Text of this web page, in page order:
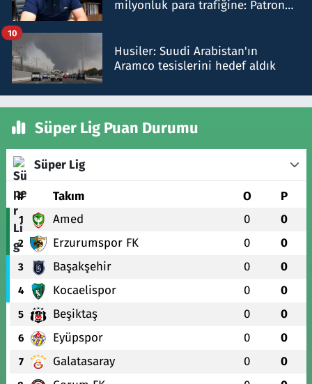
milyonluk para trafiğine: Patron
Husiler: Suudi Arabistan'ın
Aramco tesislerini hedef aldık
10
Süper Lig Puan Durumu
Süper Lig
# Takım O P
1 Amed 0 0
2 Erzurumspor FK 0 0
3 Başakşehir 0 0
4 Kocaelispor 0 0
5 Beşiktaş 0 0
6 Eyüpspor 0 0
7 Galatasaray 0 0